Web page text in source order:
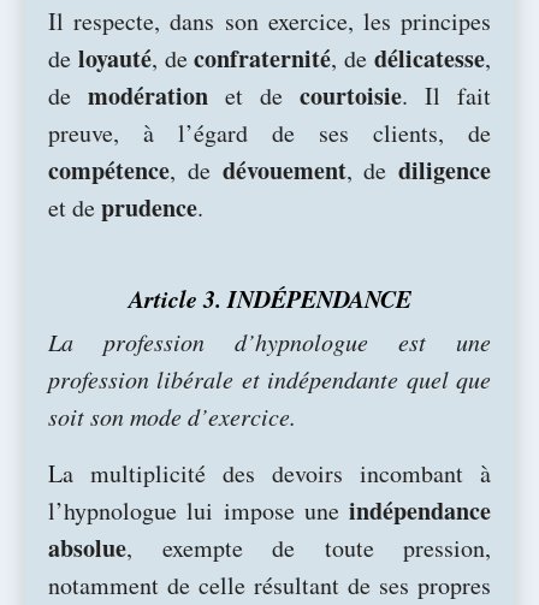
Il respecte, dans son exercice, les principes
de loyauté, deconfraternité, dedélicatesse,
de modération et de courtoisie. Il fait
preuve, à l’égard de ses clients, de
compétence, de dévouement, de diligence
et deprudence.
Article 3. INDÉPENDANCE
La profession d’hypnologue est une
profession libérale et indépendante quel que
soit son mode d’exercice.
La multiplicité des devoirs incombant à
l’hypnologue lui impose une indépendance
absolue, exempte de toute pression,
notamment de celle résultant de ses propres